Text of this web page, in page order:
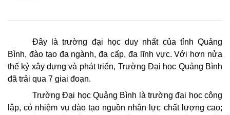
Đây là trường đại học duy nhất của tỉnh Quảng
Bình, đào tạo đa ngành, đa cấp, đa lĩnh vực. Với hơn nửa
thế kỷ xây dựng và phát triển, Trường Đại học Quảng Bình
đã trải qua 7 giai đoạn.
Trường Đại học Quảng Bình là trường đại học công
lập, có nhiệm vụ đào tạo nguồn nhân lực chất lượng cao;